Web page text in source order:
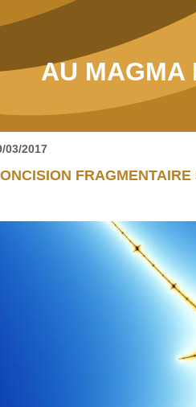
AU MAGMA
03/2017
FRAGMENTAIRE